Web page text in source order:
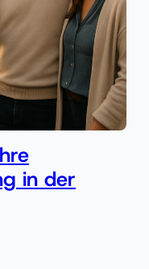
in der